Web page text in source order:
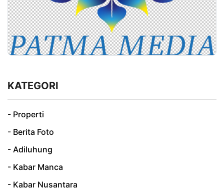
KATEGORI
- Properti
- Berita Foto
- Adiluhung
- Kabar Manca
- Kabar Nusantara